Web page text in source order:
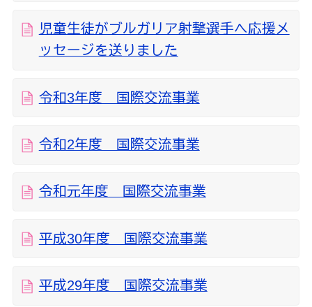
児童生徒がブルガリア射撃選手へ応援メ
ッセージを送りました
令和3年度 国際交流事業
令和2年度 国際交流事業
令和元年度 国際交流事業
平成30年度 国際交流事業
平成29年度 国際交流事業